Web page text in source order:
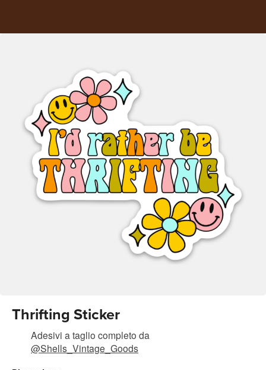
Thrifting Sticker
Adesivi a taglio completo da
@Shells_Vintage_Goods